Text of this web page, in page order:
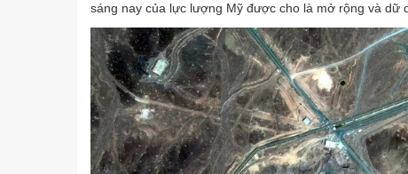
sáng nay của lực lượng Mỹ được cho là mở rộng và dữ